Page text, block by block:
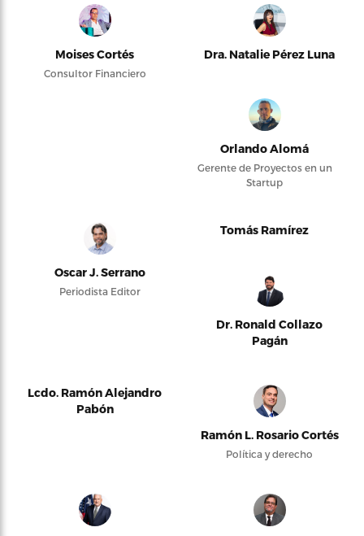
Moises Cortés
Consultor Financiero
Dra. Natalie Pérez Luna
Orlando Alomá
Gerente de Proyectos en un
Startup
Oscar J. Serrano
Periodista Editor
Tomás Ramírez
Dr. Ronald Collazo
Pagán
Lcdo. Ramón Alejandro
Pabón
Ramón L. Rosario Cortés
Política y derecho